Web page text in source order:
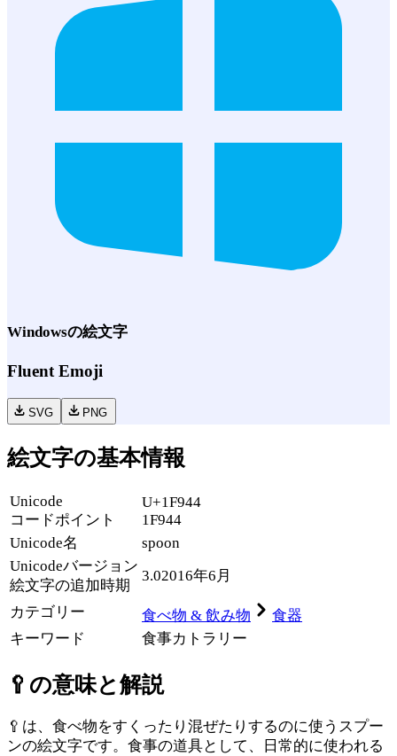
Windowsの絵文字
Fluent Emoji
SVG PNG
絵文字の基本情報
Unicode
コードポイント
U+1F944
1F944
Unicode名
spoon
Unicodeバージョン
絵文字の追加時期
3.02016年6月
カテゴリー 食べ物 & 飲み物
食器
キーワード
食事カトラリー
🥄 の意味と解説
🥄は、食べ物をすくったり混ぜたりするのに使うスプー
ンの絵文字です。食事の道具として、日常的に使われる